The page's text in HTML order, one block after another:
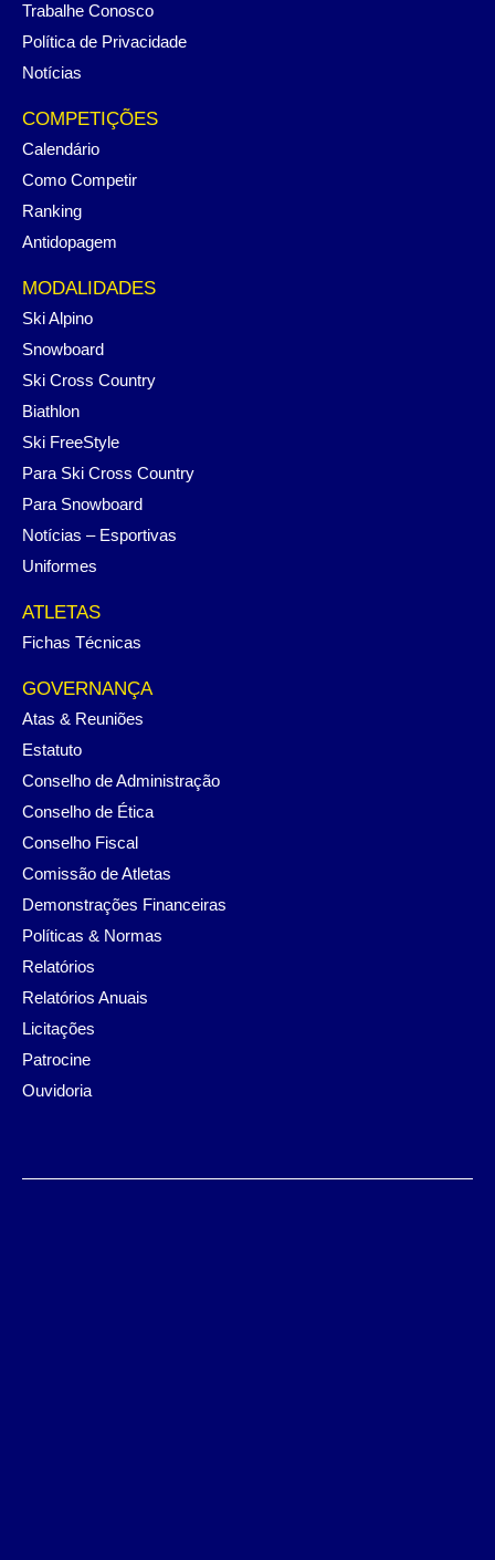
Trabalhe Conosco
Política de Privacidade
Notícias
COMPETIÇÕES
Calendário
Como Competir
Ranking
Antidopagem
MODALIDADES
Ski Alpino
Snowboard
Ski Cross Country
Biathlon
Ski FreeStyle
Para Ski Cross Country
Para Snowboard
Notícias – Esportivas
Uniformes
ATLETAS
Fichas Técnicas
GOVERNANÇA
Atas & Reuniões
Estatuto
Conselho de Administração
Conselho de Ética
Conselho Fiscal
Comissão de Atletas
Demonstrações Financeiras
Políticas & Normas
Relatórios
Relatórios Anuais
Licitações
Patrocine
Ouvidoria